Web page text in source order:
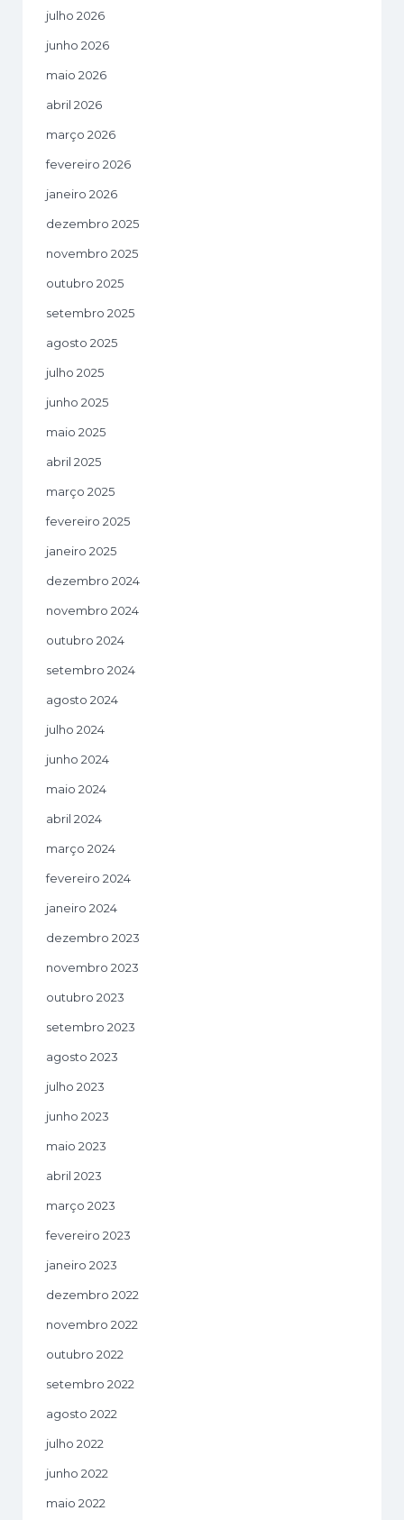
julho 2026
junho 2026
maio 2026
abril 2026
março 2026
fevereiro 2026
janeiro 2026
dezembro 2025
novembro 2025
outubro 2025
setembro 2025
agosto 2025
julho 2025
junho 2025
maio 2025
abril 2025
março 2025
fevereiro 2025
janeiro 2025
dezembro 2024
novembro 2024
outubro 2024
setembro 2024
agosto 2024
julho 2024
junho 2024
maio 2024
abril 2024
março 2024
fevereiro 2024
janeiro 2024
dezembro 2023
novembro 2023
outubro 2023
setembro 2023
agosto 2023
julho 2023
junho 2023
maio 2023
abril 2023
março 2023
fevereiro 2023
janeiro 2023
dezembro 2022
novembro 2022
outubro 2022
setembro 2022
agosto 2022
julho 2022
junho 2022
maio 2022